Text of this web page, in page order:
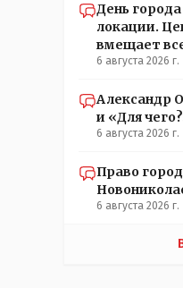
День
локации.
вмещает
6 августа 2026 г.
Александр
и «Для
6 августа 2026 г.
Право
6 августа 2026 г.